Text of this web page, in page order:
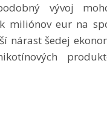
vývoj
miliónov eur na
nárast šedej